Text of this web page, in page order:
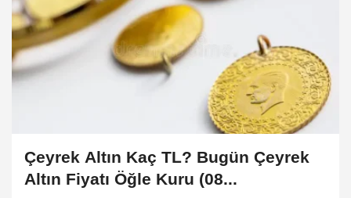
Çeyrek Altın Kaç TL? Bugün Çeyrek
Altın Fiyatı Öğle Kuru (08...